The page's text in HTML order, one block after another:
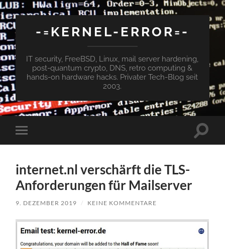
-=KERNEL-ERROR=-
IT security, FreeBSD, Linux, mail server hardening,
post-quantum crypto, DNS, retro computing &
hands-on hardware hacks. Privater Tech-Blog seit
2003.
Mobile-
Menü
internet.nl verschärft die TLS-
Anforderungen für Mailserver
9. DEZEMBER 2019 / KEINE KOMMENTARE